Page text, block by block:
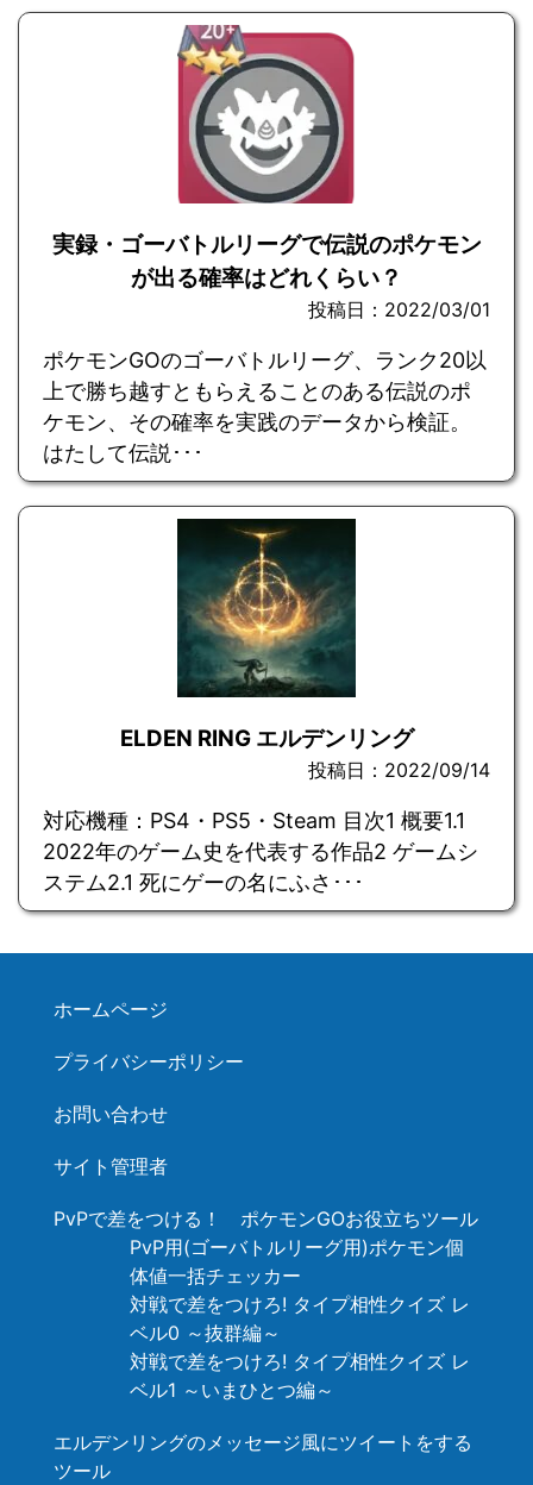
実録・ゴーバトルリーグで伝説のポケモン
が出る確率はどれくらい？
投稿日：2022/03/01
ポケモンGOのゴーバトルリーグ、ランク20以
上で勝ち越すともらえることのある伝説のポ
ケモン、その確率を実践のデータから検証。
はたして伝説･･･
ELDEN RING エルデンリング
投稿日：2022/09/14
対応機種：PS4・PS5・Steam 目次1 概要1.1
2022年のゲーム史を代表する作品2 ゲームシ
ステム2.1 死にゲーの名にふさ･･･
ホームページ
プライバシーポリシー
お問い合わせ
サイト管理者
PvPで差をつける！ ポケモンGOお役立ちツール
PvP用(ゴーバトルリーグ用)ポケモン個
体値一括チェッカー
対戦で差をつけろ! タイプ相性クイズ レ
ベル0 ～抜群編～
対戦で差をつけろ! タイプ相性クイズ レ
ベル1 ～いまひとつ編～
エルデンリングのメッセージ風にツイートをする
ツール